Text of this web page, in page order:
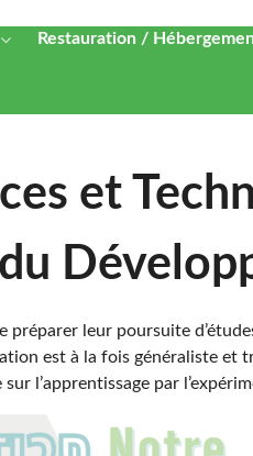
Restauration /
et
préparer leur poursuite
est à la fois généraliste et
sur l’apprentissage par